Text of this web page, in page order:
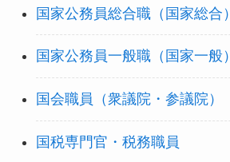
国家公務員総合職（国家総合）
国家公務員一般職（国家一般）
国会職員（衆議院・参議院）
国税専門官・税務職員